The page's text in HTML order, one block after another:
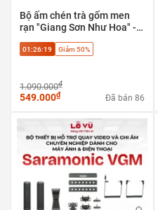
Bộ ấm chén trà gốm men
rạn "Giang Sơn Như Hoa" -
cao cấp
01:26:18 Giảm 50%
1.090.000₫
549.000₫ Đã bán 86